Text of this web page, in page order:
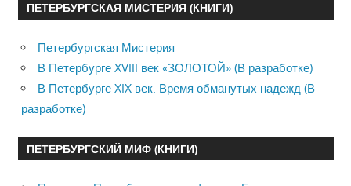
ПЕТЕРБУРГСКАЯ МИСТЕРИЯ (КНИГИ)
Петербургская Мистерия
В Петербурге XVIII век «ЗОЛОТОЙ» (В разработке)
В Петербурге XIX век. Время обманутых надежд (В
разработке)
ПЕТЕРБУРГСКИЙ МИФ (КНИГИ)